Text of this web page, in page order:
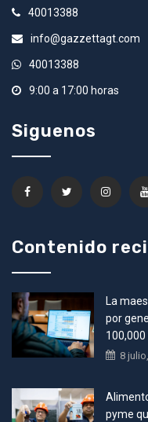
40013388
info@gazzettagt.com
40013388
9:00 a 17:00 horas
Siguenos
Contenido
La
por
8
pyme